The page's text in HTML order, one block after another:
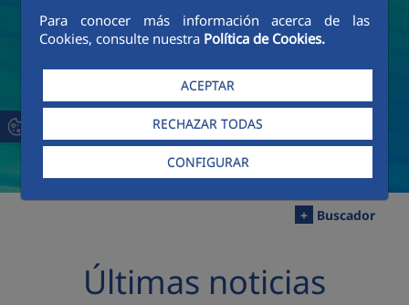
Para conocer más información acerca de las
Cookies, consulte nuestra Política de Cookies.
ACEPTAR
RECHAZAR TODAS
CONFIGURAR
+ Buscador
Últimas noticias